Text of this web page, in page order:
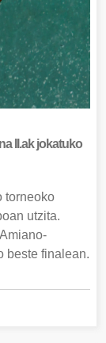
II.ak jokatuko
torneoko
utzita.
beste finalean.